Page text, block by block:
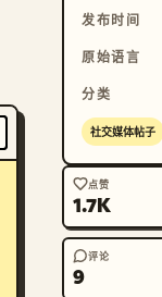
发布时间
原始语言
分类
社交媒体帖子
点赞
1.7K
评论
9